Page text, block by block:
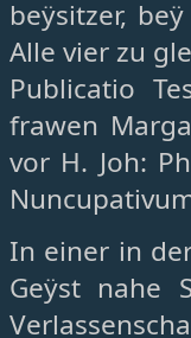
beÿsitzer,
Alle vier zu
Publicatio
frawen
vor H. Joh:
In einer in
Geÿst nahe